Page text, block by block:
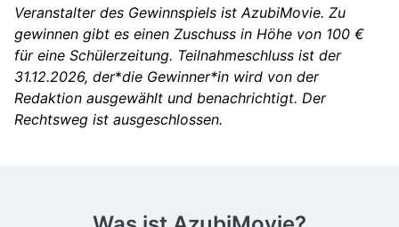
Veranstalter des Gewinnspiels ist AzubiMovie. Zu
gewinnen gibt es einen Zuschuss in Höhe von 100 €
für eine Schülerzeitung. Teilnahmeschluss ist der
31.12.2026, der*die Gewinner*in wird von der
Redaktion ausgewählt und benachrichtigt. Der
Rechtsweg ist ausgeschlossen.